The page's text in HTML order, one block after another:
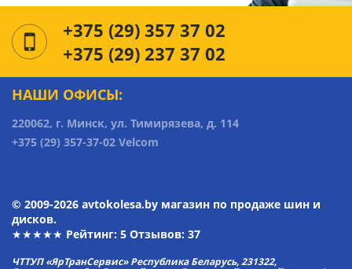
+375 (29) 357 37 02
+375 (29) 237 37 02
НАШИ ОФИСЫ:
220062, г. Минск, ул. Тимирязева, д. 114
+375 (29) 357-37-02 Velcom
© 2009-2026 avtokolesa.by магазин по продаже шин и
дисков.
★★★★★ Рейтинг: 5 Отзывов: 37
ЧТТУП «ЯрТранСервис» Республика Беларусь, 231322,